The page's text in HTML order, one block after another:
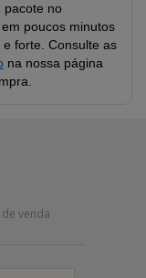
pacote no
poucos minutos
forte. Consulte as
na nossa página
venda